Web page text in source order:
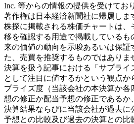
Inc. 等からの情報の提供を受けてお
著作権は日本経済新聞社に帰属しま
株探に掲載される株価チャートは、
移を確認する用途で掲載しているも
来の価値の動向を示唆あるいは保証
た、売買を推奨するものではありま
決算を扱う記事における「サプライ
として注目に値するかという観点か
プライズ度（当該会社の本決算か
想の修正か配当予想の修正であるか
決算結果ならびに当該会社が過去に
予想との比較及び過去の決算との比